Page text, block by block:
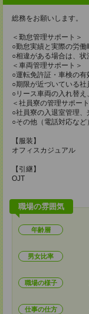
総務をお願いします。
＜勤怠管理サポート＞
○勤怠実績と実際の労働
○相違がある場合は、
＜車両管理サポート＞
○運転免許証・車検の
○期限が近づいている社
○リース車両の入れ替
＜社員寮の管理サポー
○社員寮の入退室管理
○その他（電話対応など）
【服装】
オフィスカジュアル
【引継】
OJT
職場の雰囲気
年齢層
男女比率
職場の様子
仕事の仕方